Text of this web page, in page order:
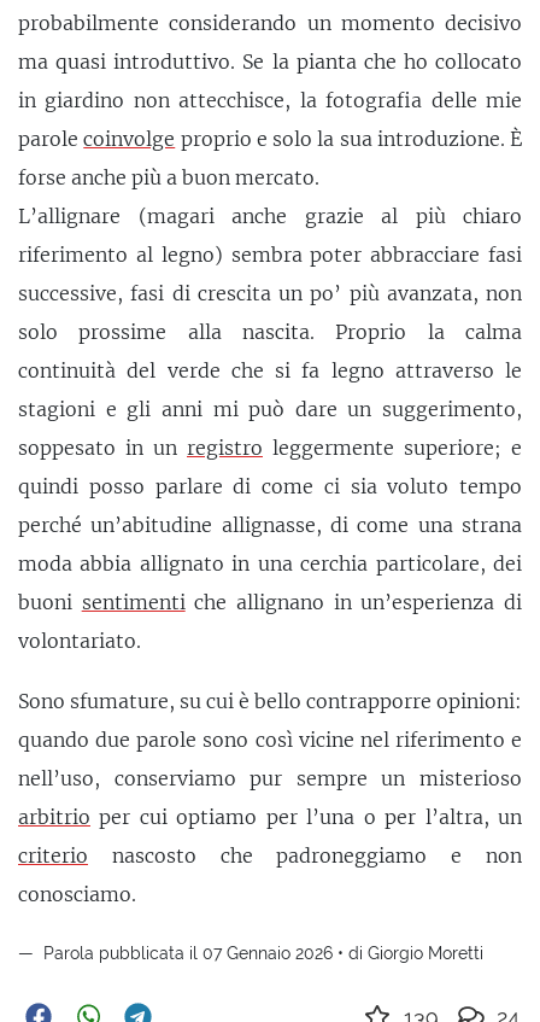
probabilmente considerando un momento decisivo
ma quasi introduttivo. Se la pianta che ho collocato
in giardino non attecchisce, la fotografia delle mie
parolecoinvolge proprio e solo la sua introduzione. È
forse anche più a buon mercato.
L’allignare (magari anche grazie al più chiaro
riferimento al legno) sembra poter abbracciare fasi
successive, fasi di crescita un po’ più avanzata, non
solo prossime alla nascita. Proprio la calma
continuità del verde che si fa legno attraverso le
stagioni e gli anni mi può dare un suggerimento,
soppesato in un registro leggermente superiore; e
quindi posso parlare di come ci sia voluto tempo
perché un’abitudine allignasse, di come una strana
moda abbia allignato in una cerchia particolare, dei
buoni sentimentiche allignano in un’esperienza di
volontariato.
Sono sfumature, su cui è bello contrapporre opinioni:
quando due parole sono così vicine nel riferimento e
nell’uso, conserviamo pur sempre un misterioso
arbitrio per cui optiamo per l’una o per l’altra, un
criterio nascosto che padroneggiamo e non
conosciamo.
Parola pubblicata il 07 Gennaio 2026 • di Giorgio Moretti